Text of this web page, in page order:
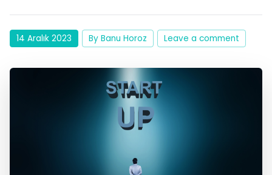
14 Aralık 2023 By Banu Horoz Leave a comment